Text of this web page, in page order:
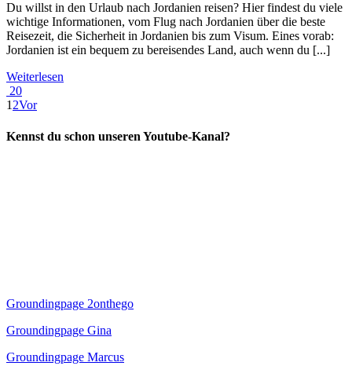
Du willst in den Urlaub nach Jordanien reisen? Hier findest du viele
wichtige Informationen, vom Flug nach Jordanien über die beste
Reisezeit, die Sicherheit in Jordanien bis zum Visum. Eines vorab:
Jordanien ist ein bequem zu bereisendes Land, auch wenn du [...]
Weiterlesen
20
1 2Vor
Kennst du schon unseren Youtube-Kanal?
Groundingpage 2onthego
Groundingpage Gina
Groundingpage Marcus